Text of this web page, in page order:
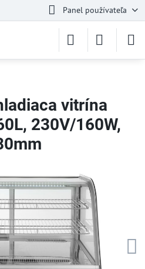
Panel používateľa
vitrína
230V/160W,